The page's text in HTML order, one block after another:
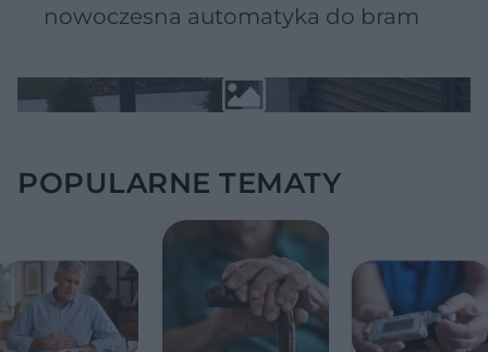
nowoczesna automatyka do bram
POPULARNE TEMATY